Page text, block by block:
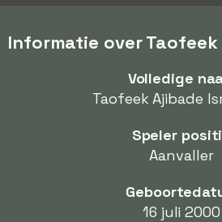
Informatie over Taofeek
Volledige
Taofeek Ajibade
Speler
Aanvaller
16 juli 2000